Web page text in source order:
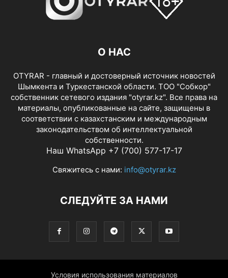
О НАС
OTYRAR - главный и достоверный источник новостей
Шымкента и Туркестанской области. ТОО "Собкор"
собственник сетевого издания "otyrar.kz". Все права на
материалы, опубликованные на сайте, защищены в
соответствии с казахстанским и международным
законодательством об интеллектуальной
собственности.
Наш WhatsApp +7 (700) 577-17-17
Свяжитесь с нами: info@otyrar.kz
СЛЕДУЙТЕ ЗА НАМИ
Условия использования материалов